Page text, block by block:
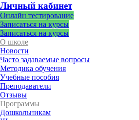
Личный кабинет
Онлайн тестирование
Записаться на курсы
Записаться на курсы
О школе
Новости
Часто задаваемые вопросы
Методика обучения
Учебные пособия
Преподаватели
Отзывы
Программы
Дошкольникам